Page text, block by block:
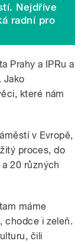
Nejdříve
radní pro
Prahy a IPRu a
Jako
které nám
v Evropě,
proces, do
20 různých
máme
chodce i zeleň.
čili